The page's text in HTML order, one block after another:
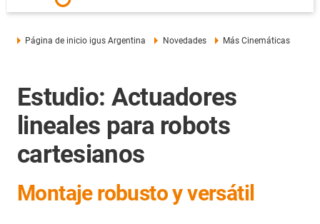
Página de inicio igus Argentina Novedades Más Cinemáticas
Estudio: Actuadores
lineales para robots
cartesianos
Montaje robusto y versátil